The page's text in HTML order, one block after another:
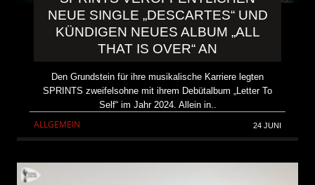
NEUE SINGLE „DESCARTES“ UND
KÜNDIGEN NEUES ALBUM „ALL
THAT IS OVER“ AN
Den Grundstein für ihre musikalische Karriere legten
SPRINTS zweifelsohne mit ihrem Debütalbum „Letter To
Self“ im Jahr 2024. Allein in..
ALLGEMEIN 24 JUNI